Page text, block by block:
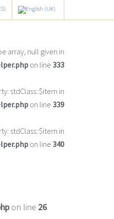
array, null given in
on line 333
stdClass::$item in
on line 339
stdClass::$item in
on line 340
on line 26